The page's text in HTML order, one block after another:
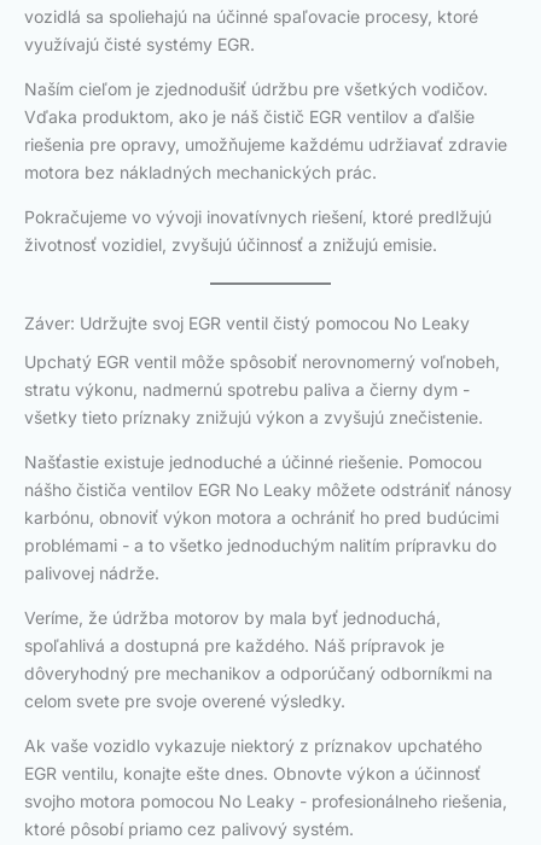
vozidlá sa spoliehajú na účinné spaľovacie procesy, ktoré
využívajú čisté systémy EGR.
Naším cieľom je zjednodušiť údržbu pre všetkých vodičov.
Vďaka produktom, ako je náš čistič EGR ventilov a ďalšie
riešenia pre opravy, umožňujeme každému udržiavať zdravie
motora bez nákladných mechanických prác.
Pokračujeme vo vývoji inovatívnych riešení, ktoré predlžujú
životnosť vozidiel, zvyšujú účinnosť a znižujú emisie.
Záver: Udržujte svoj EGR ventil čistý pomocou No Leaky
Upchatý EGR ventil môže spôsobiť nerovnomerný voľnobeh,
stratu výkonu, nadmernú spotrebu paliva a čierny dym -
všetky tieto príznaky znižujú výkon a zvyšujú znečistenie.
Našťastie existuje jednoduché a účinné riešenie. Pomocou
nášho čističa ventilov EGR No Leaky môžete odstrániť nánosy
karbónu, obnoviť výkon motora a ochrániť ho pred budúcimi
problémami - a to všetko jednoduchým nalitím prípravku do
palivovej nádrže.
Veríme, že údržba motorov by mala byť jednoduchá,
spoľahlivá a dostupná pre každého. Náš prípravok je
dôveryhodný pre mechanikov a odporúčaný odborníkmi na
celom svete pre svoje overené výsledky.
Ak vaše vozidlo vykazuje niektorý z príznakov upchatého
EGR ventilu, konajte ešte dnes. Obnovte výkon a účinnosť
svojho motora pomocou No Leaky - profesionálneho riešenia,
ktoré pôsobí priamo cez palivový systém.